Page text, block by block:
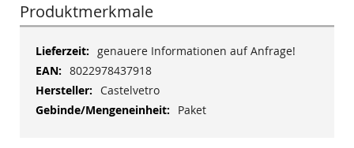
Produktmerkmale
Mehr
Informationen
genauere Informationen auf Anfrage!
8022978437918
Castelvetro
Paket